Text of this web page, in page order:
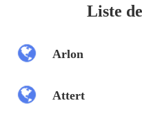
Liste
Arlon
Attert